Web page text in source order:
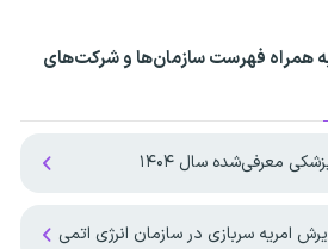
همراه فهرست سازمان‌ها و شرکت‌های
امریه سربازی در سازمان انرژی اتمی